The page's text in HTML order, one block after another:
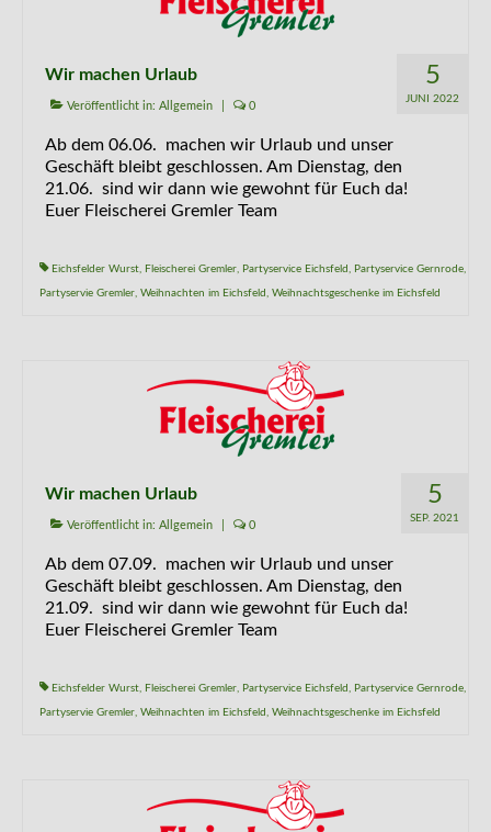
5
JUNI 2022
Wir machen Urlaub
Veröffentlicht in: Allgemein 0
Ab dem 06.06. machen wir Urlaub und unser
Geschäft bleibt geschlossen. Am Dienstag, den
21.06. sind wir dann wie gewohnt für Euch da!
Euer Fleischerei Gremler Team
Eichsfelder Wurst, Fleischerei Gremler, Partyservice Eichsfeld , Partyservice Gernrode,
Partyservie Gremler, Weihnachten im Eichsfeld , Weihnachtsgeschenke im Eichsfeld
5
SEP. 2021
Wir machen Urlaub
Veröffentlicht in: Allgemein 0
Ab dem 07.09. machen wir Urlaub und unser
Geschäft bleibt geschlossen. Am Dienstag, den
21.09. sind wir dann wie gewohnt für Euch da!
Euer Fleischerei Gremler Team
Eichsfelder Wurst, Fleischerei Gremler, Partyservice Eichsfeld , Partyservice Gernrode,
Partyservie Gremler, Weihnachten im Eichsfeld , Weihnachtsgeschenke im Eichsfeld